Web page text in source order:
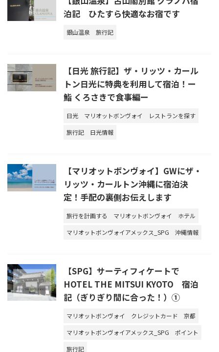
泊記 ひたすら快適なお宿です
銀山温泉 旅行記
【日光 旅行記】ザ・リッツ・カール
トン日光に特典を利用して宿泊！ー
鮨 くろさきで食事編ー
日光 マリオットボンヴォイ
レストランを探す
旅行記
日光情報
【マリオットボンヴォイ】GWにザ・
リッツ・カールトン沖縄に宿泊決
定！手配の裏側お伝えします
旅行を計画する マリオットボンヴォイ
ホテル
マリオットボンヴォイアメックス_SPG
沖縄情報
【SPG】サーティフィケートで
HOTEL THE MITSUI KYOTO 宿泊
記（ぎりぎり間に合った！）①
マリオットボンヴォイ クレジットカード
京都
マリオットボンヴォイアメックス_SPG
ポイント
旅行記